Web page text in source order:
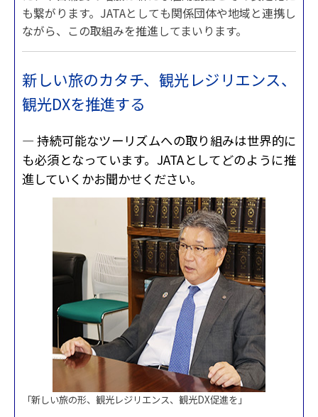
も繋がります。JATAとしても関係団体や地域と連携し
ながら、この取組みを推進してまいります。
新しい旅のカタチ、観光レジリエンス、
観光DXを推進する
— 持続可能なツーリズムへの取り組みは世界的に
も必須となっています。JATAとしてどのように推
進していくかお聞かせください。
「新しい旅の形、観光レジリエンス、観光DX促進を」